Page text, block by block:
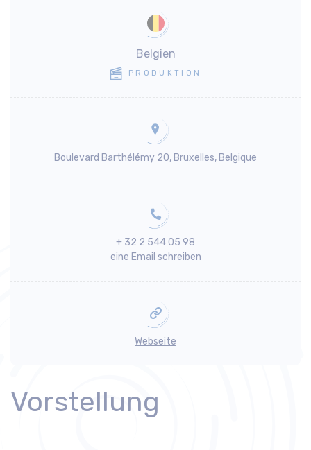
Belgien
PRODUKTION
Boulevard Barthélémy 20, Bruxelles, Belgique
+ 32 2 544 05 98
eine Email schreiben
Webseite
Vorstellung